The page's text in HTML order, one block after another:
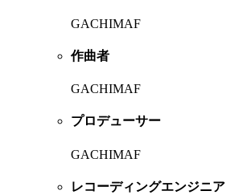
GACHIMAF
作曲者
GACHIMAF
プロデューサー
GACHIMAF
レコーディングエンジニア